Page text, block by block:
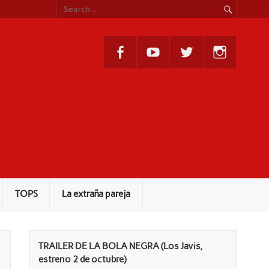
TOPS La extraña pareja
TRAILER DE LA BOLA NEGRA (Los Javis,
estreno 2 de octubre)